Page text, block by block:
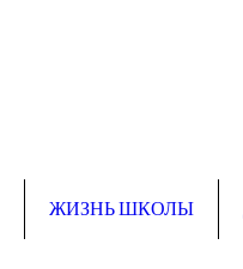
ЖИЗНЬ ШКОЛЫ